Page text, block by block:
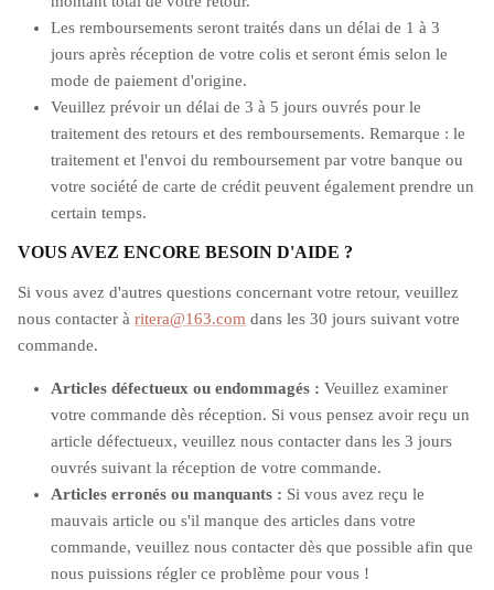
Les remboursements seront traités dans un délai de 1 à 3
jours après réception de votre colis et seront émis selon le
mode de paiement d'origine.
Veuillez prévoir un délai de 3 à 5 jours ouvrés pour le
traitement des retours et des remboursements. Remarque : le
traitement et l'envoi du remboursement par votre banque ou
votre société de carte de crédit peuvent également prendre un
certain temps.
VOUS AVEZ ENCORE BESOIN D'AIDE ?
Si vous avez d'autres questions concernant votre retour, veuillez
nous contacter à ritera@163.com dans les 30 jours suivant votre
commande.
Articles défectueux ou endommagés : Veuillez examiner
votre commande dès réception. Si vous pensez avoir reçu un
article défectueux, veuillez nous contacter dans les 3 jours
ouvrés suivant la réception de votre commande.
Articles erronés ou manquants : Si vous avez reçu le
mauvais article ou s'il manque des articles dans votre
commande, veuillez nous contacter dès que possible afin que
nous puissions régler ce problème pour vous !